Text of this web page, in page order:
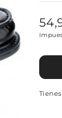
Tienes